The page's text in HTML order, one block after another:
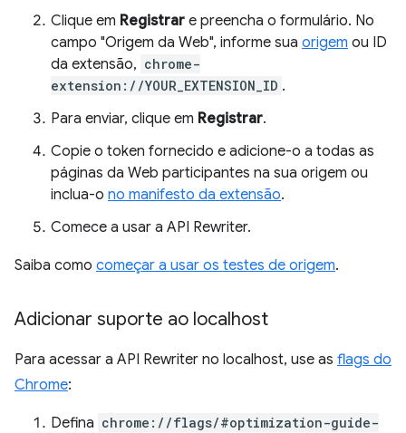
Clique em Registrar e preencha o formulário. No
campo "Origem da Web", informe sua origem ou ID
da extensão, chrome-
extension://YOUR_EXTENSION_ID .
Para enviar, clique em Registrar.
Copie o token fornecido e adicione-o a todas as
páginas da Web participantes na sua origem ou
inclua-o no manifesto da extensão.
Comece a usar a API Rewriter.
Saiba como começar a usar os testes de origem.
Adicionar suporte ao localhost
Para acessar a API Rewriter no localhost, use as flags do
Chrome:
Defina chrome://flags/#optimization-guide-